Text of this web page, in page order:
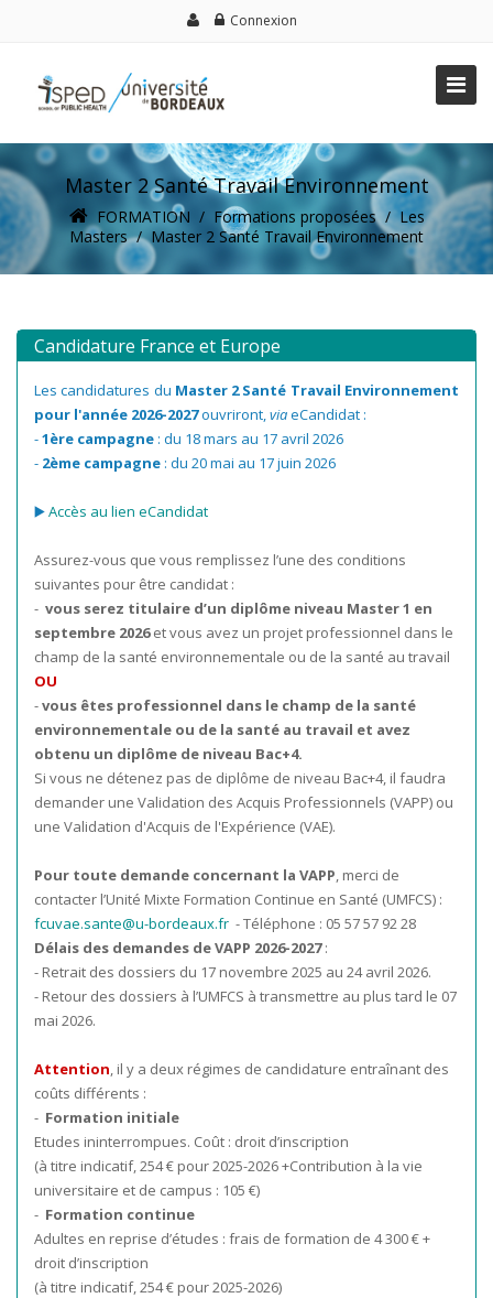
Connexion
Master 2 Santé Travail Environnement
FORMATION / Formations proposées/Les
Masters/Master 2 Santé Travail Environnement
Candidature France et Europe
Les candidatures du Master 2 Santé Travail Environnement
pour l'année 2026-2027ouvriront,viaeCandidat :
-1ère campagne : du 18 mars au 17 avril 2026
- 2ème campagne : du 20 mai au 17 juin 2026
▶️Accès au lien eCandidat
Assurez-vous que vous remplissez l’une des conditions
suivantes pour être candidat :
- vous serez titulaire d’un diplôme niveau Master 1 en
septembre 2026et vous avez un projet professionnel dans le
champ de la santé environnementale ou de la santé au travail
OU
-vous êtes professionnel dans le champ de la santé
environnementale ou de la santé au travail et avez
obtenu un diplôme de niveau Bac+4.
Si vous ne détenez pas de diplôme de niveau Bac+4, il faudra
demander une Validation des Acquis Professionnels (VAPP) ou
une Validation d'Acquis de l'Expérience (VAE).
Pour toute demande concernant la VAPP, merci de
contacter l’Unité Mixte Formation Continue en Santé (UMFCS) :
fcuvae.sante@u-bordeaux.fr - Téléphone : 05 57 57 92 28
Délais des demandes de VAPP 2026-2027:
- Retrait des dossiers du 17 novembre 2025 au 24 avril 2026.
- Retour des dossiers à l’UMFCS à transmettre au plus tard le 07
mai 2026.
Attention, il y a deux régimes de candidature entraînant des
coûts différents :
- Formation initiale
Etudes ininterrompues. Coût : droit d’inscription
(à titre indicatif, 254 € pour 2025-2026 +Contribution à la vie
universitaire et de campus : 105 €)
- Formation continue
Adultes en reprise d’études : frais de formation de 4 300 € +
droit d’inscription
(à titre indicatif, 254 € pour 2025-2026)